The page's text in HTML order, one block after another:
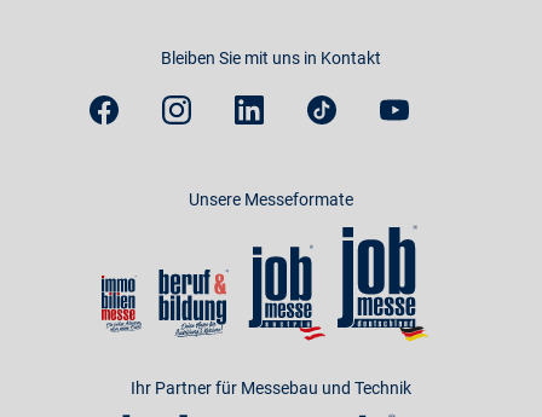
Bleiben Sie mit uns in Kontakt
Unsere Messeformate
Ihr Partner für Messebau und Technik